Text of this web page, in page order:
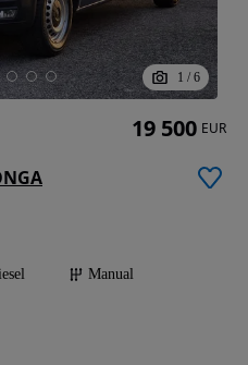
1 / 6
Manual
19 500 EUR